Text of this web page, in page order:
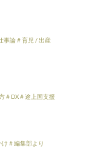
事論＃育児 / 出産
＃DX＃途上国支援
け ＃編集部より